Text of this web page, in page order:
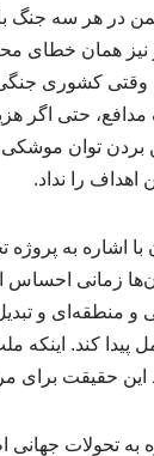
دشمن در هر سه
نیز همان خطای
وقتی کشوری
حتی اگر هزینه
بردن توان
اهداف را نداد.
اشاره به
زمانی احساس
منطقه‌ای و
کند. اینکه
حقیقت برای
به تحولات جهانی